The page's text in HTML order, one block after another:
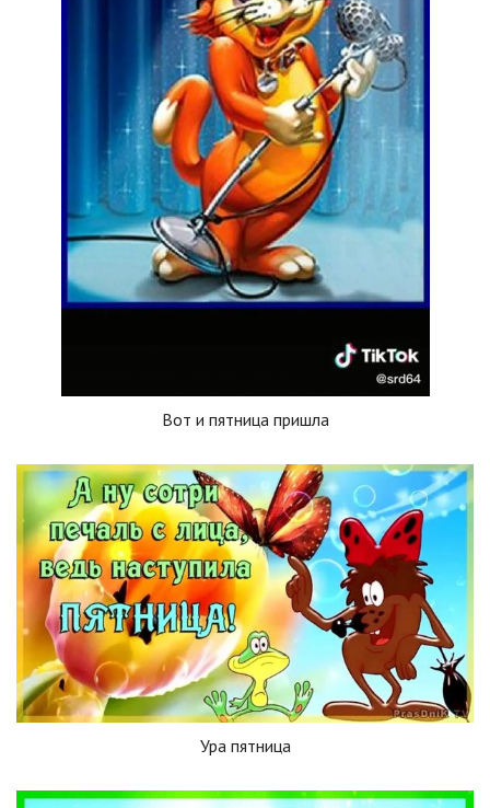
Вот и пятница пришла
Ура пятница